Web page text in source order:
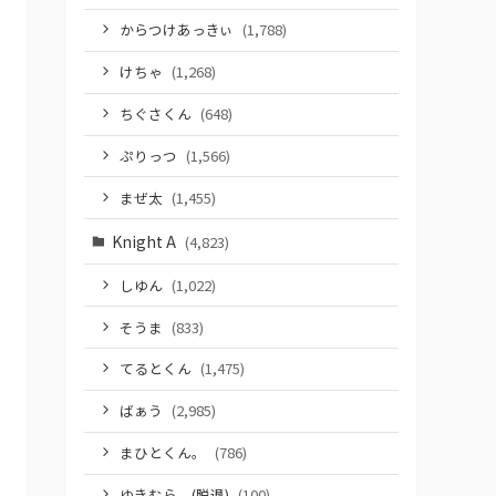
からつけあっきぃ (1,788)
けちゃ (1,268)
ちぐさくん (648)
ぷりっつ (1,566)
まぜ太 (1,455)
Knight A (4,823)
しゆん (1,022)
そうま (833)
てるとくん (1,475)
ばぁう (2,985)
まひとくん。
(786)